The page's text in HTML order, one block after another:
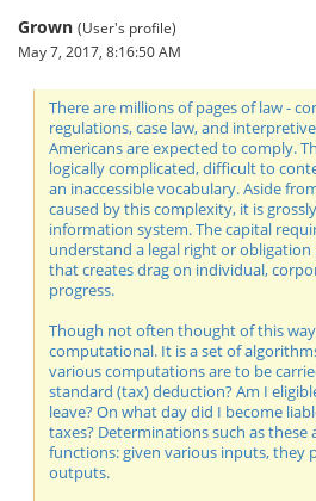
Grown (User's profile)
May 7, 2017, 8:16:50 AM
There are millions of pages of law -
regulations, case law, and
Americans are expected to comply.
logically complicated, difficult to
an inaccessible vocabulary. Aside
caused by this complexity, it is
information system. The capital
understand a legal right or obligation
that creates drag on individual,
progress.
Though not often thought of this
computational. It is a set of
various computations are to be
standard (tax) deduction? Am I
leave? On what day did I become
taxes? Determinations such as these
functions: given various inputs, they
outputs.